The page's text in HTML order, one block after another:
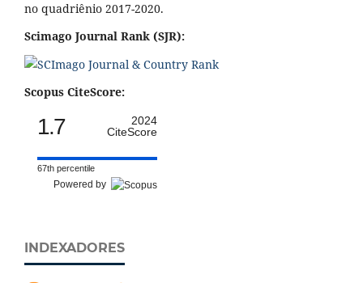
no quadriênio 2017-2020.
Scimago Journal Rank (SJR):
Scopus CiteScore:
1.7
2024
CiteScore
67th percentile
Powered by
INDEXADORES